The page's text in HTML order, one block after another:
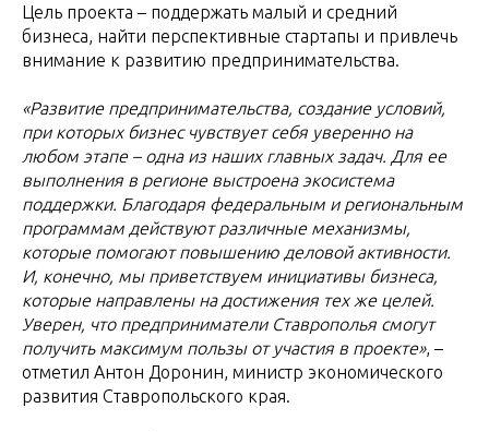
Цель проекта – поддержать малый и средний
бизнеса, найти перспективные стартапы и привлечь
внимание к развитию предпринимательства.
«Развитие предпринимательства, создание условий,
при которых бизнес чувствует себя уверенно на
любом этапе – одна из наших главных задач. Для ее
выполнения в регионе выстроена экосистема
поддержки. Благодаря федеральным и региональным
программам действуют различные механизмы,
которые помогают повышению деловой активности.
И, конечно, мы приветствуем инициативы бизнеса,
которые направлены на достижения тех же целей.
Уверен, что предприниматели Ставрополья смогут
получить максимум пользы от участия в проекте», –
отметил Антон Доронин, министр экономического
развития Ставропольского края.